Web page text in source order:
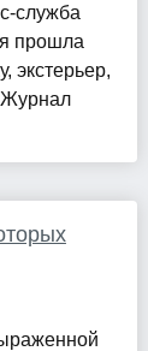
служба
прошла
экстерьер,
Журнал